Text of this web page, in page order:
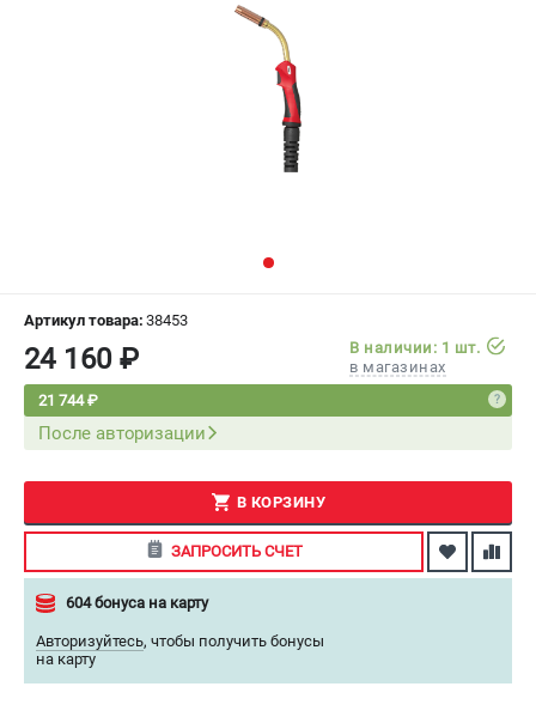
СЕРВИС
МАГАЗИНЫ
ВХОД ИЛИ РЕГИСТРАЦИЯ
ПОДДЕРЖКА
Как нас найти
ИНФОРМАЦИЯ
О бренде
Пользовательское соглашение
Артикул товара: 38453
24 160 ₽
В наличии: 1 шт.
в магазинах
21 744 ₽
После авторизации
В КОРЗИНУ
ЗАПРОСИТЬ СЧЕТ
604 бонуса на карту
Авторизуйтесь, чтобы получить бонусы
на карту